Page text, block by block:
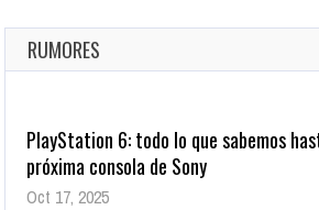
Ago 8, 2021
9998 Views
RUMORES
PlayStation 6: todo lo que sabemos
próxima consola de Sony
Oct 17, 2025